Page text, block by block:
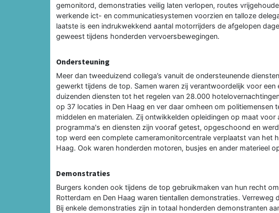
gemonitord, demonstraties veilig laten verlopen, routes
werkende ict- en communicatiesystemen voorzien en talloze
laatste is een indrukwekkend aantal motorrijders de afgelopen
geweest tijdens honderden vervoersbewegingen.
Ondersteuning
Meer dan tweeduizend collega’s vanuit de ondersteunende
gewerkt tijdens de top. Samen waren zij verantwoordelijk voor een
duizenden diensten tot het regelen van 28.000
op 37 locaties in Den Haag en ver daar omheen om politiemensen
middelen en materialen. Zij ontwikkelden opleidingen op maat voor
programma's en diensten zijn vooraf getest, opgeschoond en
top werd een complete cameramonitorcentrale verplaatst van het
Haag. Ook waren honderden motoren, busjes en ander materieel
Demonstraties
Burgers konden ook tijdens de top gebruikmaken van hun recht
Rotterdam en Den Haag waren tientallen demonstraties. Verreweg
Bij enkele demonstraties zijn in totaal honderden demonstranten